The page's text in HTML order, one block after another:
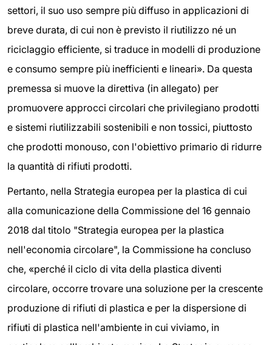
settori, il suo uso sempre più diffuso in applicazioni di
breve durata, di cui non è previsto il riutilizzo né un
riciclaggio efficiente, si traduce in modelli di produzione
e consumo sempre più inefficienti e lineari». Da questa
premessa si muove la direttiva (in allegato) per
promuovere approcci circolari che privilegiano prodotti
e sistemi riutilizzabili sostenibili e non tossici, piuttosto
che prodotti monouso, con l'obiettivo primario di ridurre
la quantità di rifiuti prodotti.
Pertanto, nella Strategia europea per la plastica di cui
alla comunicazione della Commissione del 16 gennaio
2018 dal titolo "Strategia europea per la plastica
nell'economia circolare", la Commissione ha concluso
che, «perché il ciclo di vita della plastica diventi
circolare, occorre trovare una soluzione per la crescente
produzione di rifiuti di plastica e per la dispersione di
rifiuti di plastica nell'ambiente in cui viviamo, in